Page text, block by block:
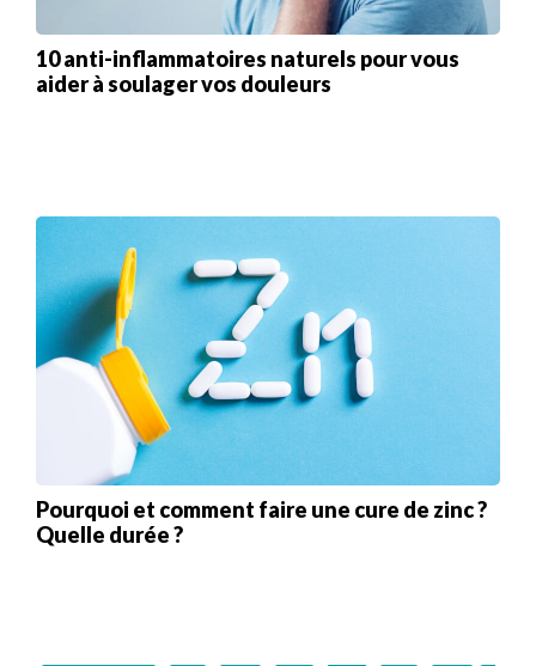
10 anti-inflammatoires naturels pour vous
aider à soulager vos douleurs
Pourquoi et comment faire une cure de zinc ?
Quelle durée ?